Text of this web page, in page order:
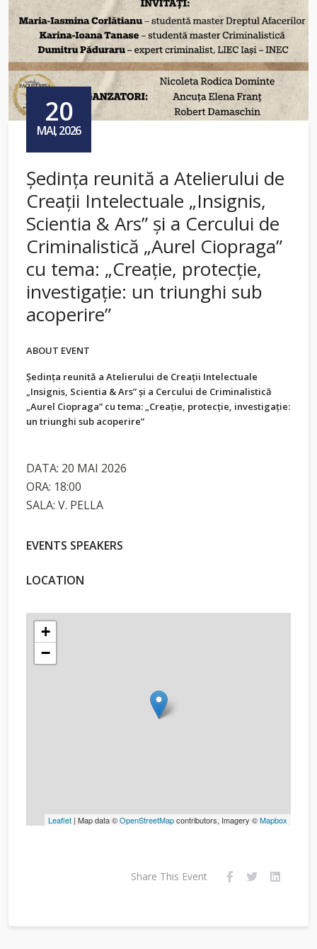
20
MAI, 2026
Ședința reunită a Atelierului de
Creații Intelectuale „Insignis,
Scientia & Ars” și a Cercului de
Criminalistică „Aurel Ciopraga”
cu tema: „Creație, protecție,
investigație: un triunghi sub
acoperire”
ABOUT EVENT
Ședința reunită a Atelierului de Creații Intelectuale
„Insignis, Scientia & Ars” și a Cercului de Criminalistică
„Aurel Ciopraga” cu tema: „Creație, protecție, investigație:
un triunghi sub acoperire”
DATA: 20 MAI 2026
ORA: 18:00
SALA: V. PELLA
EVENTS SPEAKERS
LOCATION
+
−
Leaflet | Map data ©OpenStreetMapcontributors, Imagery ©Mapbox
Share This Event